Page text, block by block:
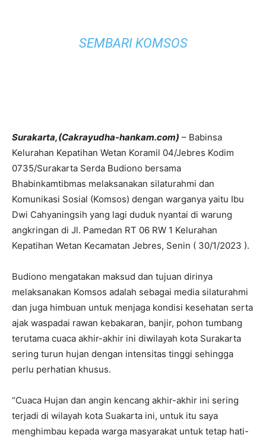
SEMBARI KOMSOS
Surakarta,(Cakrayudha-hankam.com) – Babinsa
Kelurahan Kepatihan Wetan Koramil 04/Jebres Kodim
0735/Surakarta Serda Budiono bersama
Bhabinkamtibmas melaksanakan silaturahmi dan
Komunikasi Sosial (Komsos) dengan warganya yaitu Ibu
Dwi Cahyaningsih yang lagi duduk nyantai di warung
angkringan di Jl. Pamedan RT 06 RW 1 Kelurahan
Kepatihan Wetan Kecamatan Jebres, Senin ( 30/1/2023 ).
Budiono mengatakan maksud dan tujuan dirinya
melaksanakan Komsos adalah sebagai media silaturahmi
dan juga himbuan untuk menjaga kondisi kesehatan serta
ajak waspadai rawan kebakaran, banjir, pohon tumbang
terutama cuaca akhir-akhir ini diwilayah kota Surakarta
sering turun hujan dengan intensitas tinggi sehingga
perlu perhatian khusus.
“Cuaca Hujan dan angin kencang akhir-akhir ini sering
terjadi di wilayah kota Suakarta ini, untuk itu saya
menghimbau kepada warga masyarakat untuk tetap hati-